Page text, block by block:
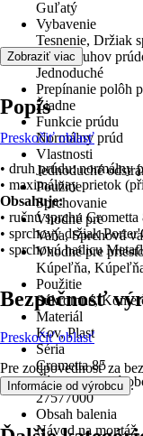
Guľatý
Vybavenie
Tesnenie, Držiak
Počet druhov
Jednoduché
Prepínanie polôh
Žiadne
Funkcie prúdu
Normálny prúd
Vlastnosti
Jednoduché
Použitie
Sprchovanie
Vhodné pre
Vaňa, Sprchová
Vhodné pre
Kúpeľňa,
Použitie
Súkromné,
Materiál
Kov, Plast
Séria
Crometta 85
Číslo artikla
27577000
Obsah balenia
Návod na
Zobraziť viac
Popis
Preskočiť oblasť
• druh prúdu: normálny
• maximálnay prietok
Obsahuje:
• ručnú sprchu
• sprchový držiak
• sprchovú hadicu
Bezpečnosť
Preskočiť oblasť
Pre zodpovednosť za
Informácie od výrobcu .